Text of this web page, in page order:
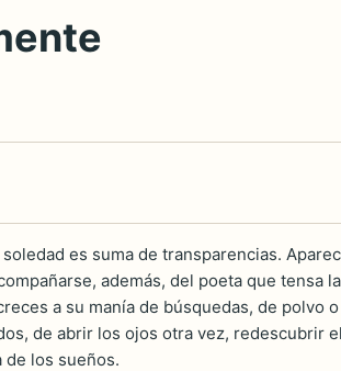
es suma de transparencias.
además, del poeta que tensa
a su manía de búsquedas, de polvo
de abrir los ojos otra vez, redescubrir
los sueños.